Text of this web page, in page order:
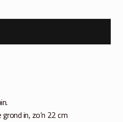
in, zo’n 22 cm